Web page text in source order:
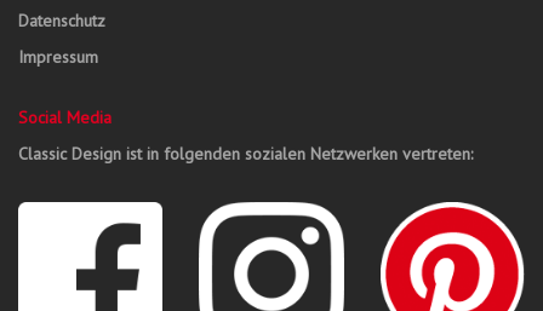
Datenschutz
Impressum
Social Media
Classic Design ist in folgenden sozialen Netzwerken vertreten: